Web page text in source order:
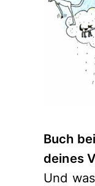
Buch
deines
Und